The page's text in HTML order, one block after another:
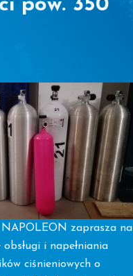
pow. 350
NAPOLEON zaprasza na
i napełniania
ciśnieniowych o